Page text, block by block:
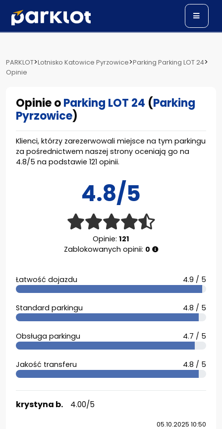
PARKLOT>Lotnisko Katowice Pyrzowice>Parking Parking LOT 24>
Opinie
Opinie oParking LOT 24 (Parking
Pyrzowice)
Klienci, którzy zarezerwowali miejsce na tym parkingu
za pośrednictwem naszej strony oceniają go na
4.8/5 na podstawie 121 opinii.
4.8/5
Opinie: 121
Zablokowanych opinii: 0
Łatwość dojazdu 4.9 / 5
Standard parkingu 4.8 / 5
Obsługa parkingu 4.7 / 5
Jakość transferu 4.8 / 5
krystyna b. 4.00/5
05.10.2025 10:50